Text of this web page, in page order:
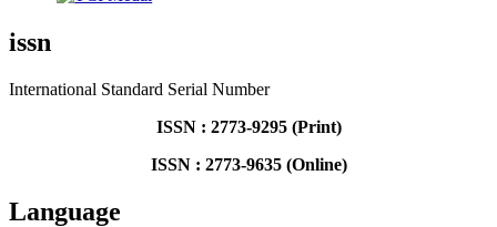
issn
International Standard Serial Number
ISSN : 2773-9295 (Print)
ISSN : 2773-9635 (Online)
Language